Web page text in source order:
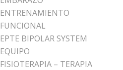
ENTRENAMIENTO
FUNCIONAL
EPTE BIPOLAR SYSTEM
EQUIPO
FISIOTERAPIA – TERAPIA